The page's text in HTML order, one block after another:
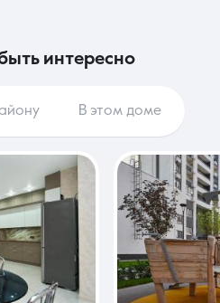
интересно
В этом доме